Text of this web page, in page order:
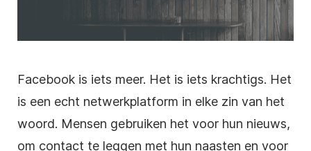
Facebook is iets meer. Het is iets krachtigs. Het
is een echt netwerkplatform in elke zin van het
woord. Mensen gebruiken het voor hun nieuws,
om contact te leggen met hun naasten en voor